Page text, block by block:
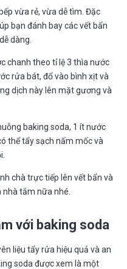
vừa rẻ, vừa dễ tìm. Đặc
bạn đánh bay các vết bẩn
dàng.
chanh theo tỉ lệ 3 thìa nước
rửa bát, đổ vào bình xịt và
dịch này lên mặt gương và
baking soda, 1 ít nước
thể tẩy sạch nấm mốc và
chà trực tiếp lên vết bẩn và
tắm nữa nhé.
với baking soda
liệu tẩy rửa hiệu quả và an
soda được xem là một